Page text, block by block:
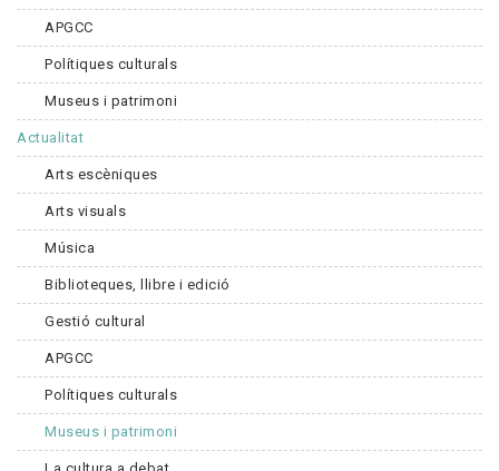
APGCC
Polítiques culturals
Museus i patrimoni
Actualitat
Arts escèniques
Arts visuals
Música
Biblioteques, llibre i edició
Gestió cultural
APGCC
Polítiques culturals
Museus i patrimoni
La cultura a debat